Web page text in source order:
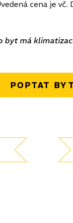
cena je vč.
byt má
POPTAT BYT